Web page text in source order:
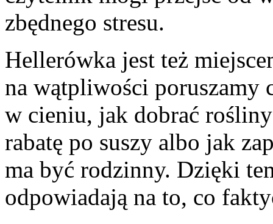
zbędnego stresu.
Hellerówka jest też
na wątpliwości poruszamy
w cieniu, jak dobrać
rabatę po suszy albo jak
ma być rodzinny. Dzięki
odpowiadają na to, co